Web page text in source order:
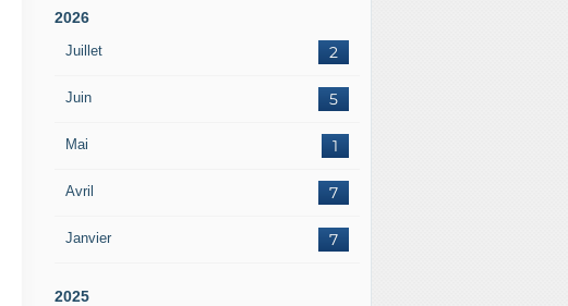
2026
Juillet 2
Juin 5
Mai 1
Avril 7
Janvier 7
2025